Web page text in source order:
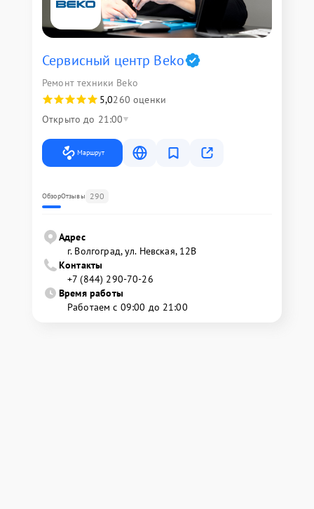
Сервисный центр Beko
Ремонт техники Beko
5,0260 оценки
Открыто до 21:00
Маршрут
ОбзорОтзывы 290
Адрес
г. Волгоград, ул. Невская, 12В
Контакты
+7 (844) 290-70-26
Время работы
Работаем с 09:00 до 21:00